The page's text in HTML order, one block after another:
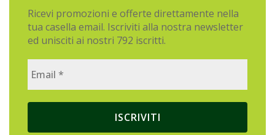
Ricevi promozioni e offerte direttamente nella
tua casella email. Iscriviti alla nostra newsletter
ed unisciti ai nostri 792 iscritti.